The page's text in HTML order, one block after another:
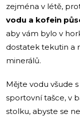
zejména v létě,
vodu a kofein
aby vám bylo v
dostatek tekutin a
minerálů.
Mějte vodu všude
sportovní tašce, v
stolku, abyste se